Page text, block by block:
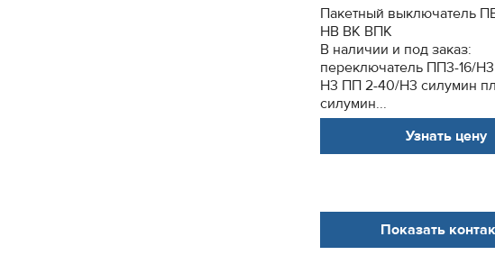
Пакетный выключатель
НВ ВК ВПК
В наличии и под заказ:
переключатель ПП3-16/
Н3 ПП 2-40/Н3 силумин
силумин...
Узнать цену
Показать